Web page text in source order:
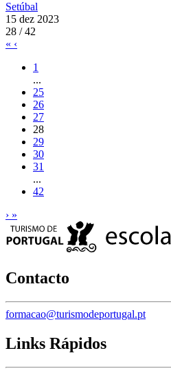
Setúbal
15 dez 2023
28 / 42
« ‹
1
...
25
26
27
28
29
30
31
...
42
› »
Contacto
formacao@turismodeportugal.pt
Links Rápidos